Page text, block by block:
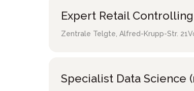
Expert Retail
Zentrale Telgte Alfred-Krupp-Str. 21
Specialist Data Science